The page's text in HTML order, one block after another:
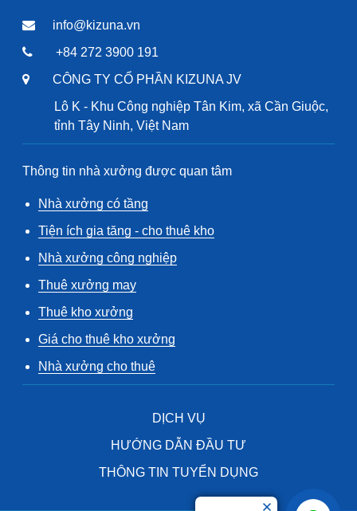
info@kizuna.vn
+84 272 3900 191
CÔNG TY CỔ PHẦN KIZUNA JV
Lô K - Khu Công nghiệp Tân Kim, xã Cần Giuộc,
tỉnh Tây Ninh, Việt Nam
Thông tin nhà xưởng được quan tâm
Nhà xưởng có tầng
Tiện ích gia tăng - cho thuê kho
Nhà xưởng công nghiệp
Thuê xưởng may
Thuê kho xưởng
Giá cho thuê kho xưởng
Nhà xưởng cho thuê
DỊCH VỤ
HƯỚNG DẪN ĐẦU TƯ
THÔNG TIN TUYỂN DỤNG